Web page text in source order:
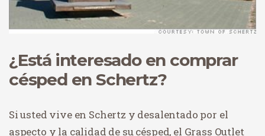
¿Está interesado en comprar
césped en Schertz?
Si usted vive en Schertz y desalentado por el
aspecto y la calidad de su césped, el Grass Outlet